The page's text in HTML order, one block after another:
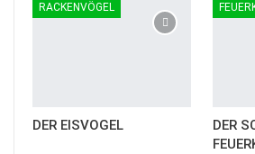
RACKENVÖGEL
DER EISVOGEL
DER